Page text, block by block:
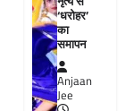
‘धरोहर’
का
समापन
Anjaan
Jee